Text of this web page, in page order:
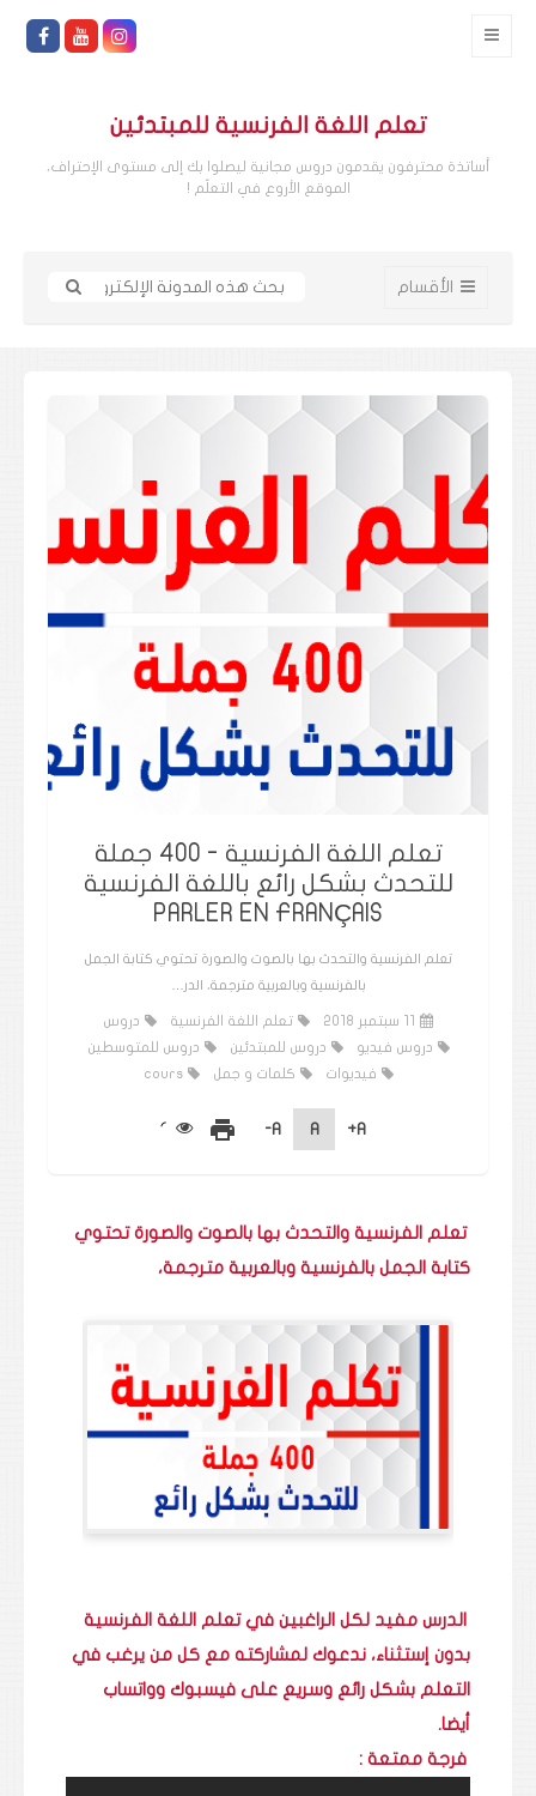
تعلم اللغة الفرنسية للمبتدئين
أساتذة محترفون يقدمون دروس مجانية ليصلوا بك إلى مستوى الإحتراف،
الموقع الأروع في التعلّم !
الأقسام
تعلم اللغة الفرنسية - 400 جملة
للتحدث بشكل رائع باللغة الفرنسية
PARLER EN FRANÇAIS
تعلم الفرنسية والتحدث بها بالصوت والصورة تحتوي كتابة الجمل
بالفرنسية وبالعربية مترجمة، الدر…
11 سبتمبر 2018 تعلم اللغة الفرنسية
دروس
دروس فيديو
دروس للمبتدئين
دروس للمتوسطين
فيديوات
كلمات و جمل cours
A+
A
A-
print
تعلم الفرنسية والتحدث بها بالصوت والصورة تحتوي
كتابة الجمل بالفرنسية وبالعربية مترجمة،
الدرس مفيد لكل الراغبين في تعلم اللغة الفرنسية
بدون إستثناء، ندعوك لمشاركته مع كل من يرغب في
التعلم بشكل رائع وسريع على فيسبوك وواتساب
أيضا.
فرجة ممتعة :